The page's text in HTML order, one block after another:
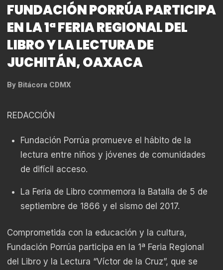
FUNDACIÓN PORRÚA PARTICIPA
EN LA 1ª FERIA REGIONAL DEL
LIBRO Y LA LECTURA DE
JUCHITÁN, OAXACA
By Bitácora CDMX
REDACCIÓN
Fundación Porrúa promueve el hábito de la
lectura entre niños y jóvenes de comunidades
de difícil acceso.
La Feria de Libro conmemora la Batalla de 5 de
septiembre de 1866 y el sismo del 2017.
Comprometida con la educación y la cultura,
Fundación Porrúa participa en la 1ª Feria Regional
del Libro y la Lectura “Víctor de la Cruz”, que se